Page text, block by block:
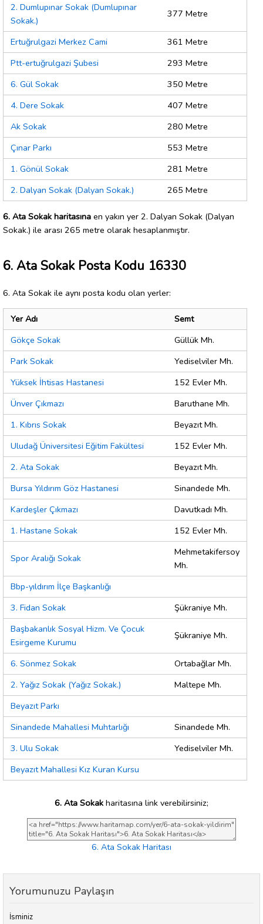
2. Dumlupınar Sokak (Dumlupınar
Sokak.)
377 Metre
Ertuğrulgazi Merkez Cami
361 Metre
Ptt-ertuğrulgazi Şubesi
293 Metre
6. Gül Sokak
350 Metre
4. Dere Sokak
407 Metre
Ak Sokak
280 Metre
Çınar Parkı
553 Metre
1. Gönül Sokak
281 Metre
2. Dalyan Sokak (Dalyan Sokak.)
265 Metre
6. Ata Sokak haritasına en yakın yer 2. Dalyan Sokak (Dalyan
Sokak.) ile arası 265 metre olarak hesaplanmıştır.
6. Ata Sokak Posta Kodu 16330
6. Ata Sokak ile aynı posta kodu olan yerler:
Yer Adı
Semt
Gökçe Sokak
Güllük Mh.
Park Sokak
Yediselviler Mh.
Yüksek İhtisas Hastanesi
152 Evler Mh.
Ünver Çıkmazı
Baruthane Mh.
1. Kıbrıs Sokak
Beyazıt Mh.
Uludağ Üniversitesi Eğitim Fakültesi
152 Evler Mh.
2. Ata Sokak
Beyazıt Mh.
Bursa Yıldırım Göz Hastanesi
Sinandede Mh.
Kardeşler Çıkmazı
Davutkadı Mh.
1. Hastane Sokak
152 Evler Mh.
Spor Aralığı Sokak
Mehmetakifersoy
Mh.
Bbp-yıldırım İlçe Başkanlığı
3. Fidan Sokak
Şükraniye Mh.
Başbakanlık Sosyal Hizm. Ve Çocuk
Esirgeme Kurumu
Şükraniye Mh.
6. Sönmez Sokak
Ortabağlar Mh.
2. Yağız Sokak (Yağız Sokak.)
Maltepe Mh.
Beyazıt Parkı
Sinandede Mahallesi Muhtarlığı
Sinandede Mh.
3. Ulu Sokak
Yediselviler Mh.
Beyazıt Mahallesi Kız Kuran Kursu
6. Ata Sokak haritasına link verebilirsiniz;
6. Ata Sokak Haritası
Yorumunuzu Paylaşın
İsminiz